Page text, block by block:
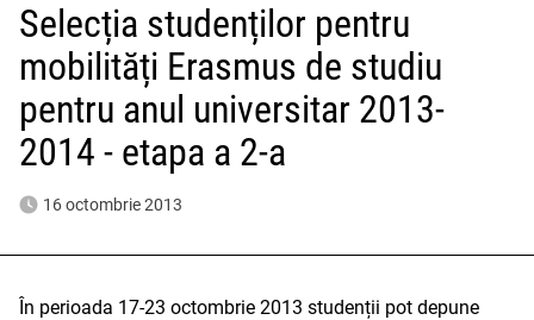
Selecția studenților pentru
mobilități Erasmus de studiu
pentru anul universitar 2013-
2014 - etapa a 2-a
16 octombrie 2013
În perioada 17-23 octombrie 2013 studenții pot depune